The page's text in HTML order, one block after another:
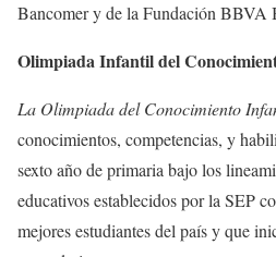
Bancomer y de la Fundación BBVA
Olimpiada Infantil del
La Olimpiada del Conocimiento
conocimientos, competencias, y
sexto año de primaria bajo los
educativos establecidos por la SEP
mejores estudiantes del país y que